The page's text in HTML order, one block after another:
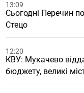
13:09
Сьогодні Перечин
Стецо
12:20
КВУ: Мукачево
бюджету, великі